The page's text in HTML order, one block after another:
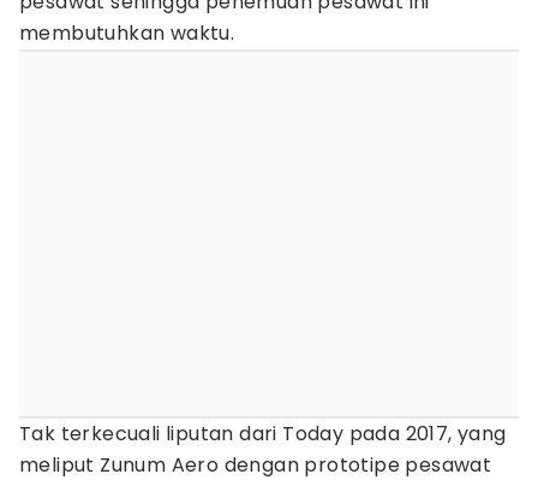
membutuhkan waktu.
Tak terkecuali liputan dari Today pada 2017, yang
meliput Zunum Aero dengan prototipe pesawat